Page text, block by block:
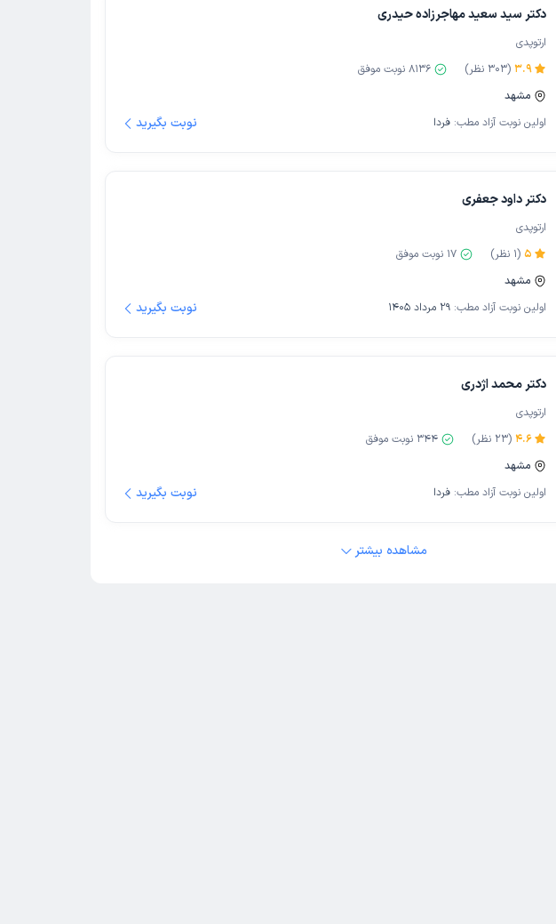
دکتر سید سعید مهاجرزاده حیدری
ارتوپدی
3.9
(
303 نظر) 8136 نوبت موفق
مشهد
اولین نوبت آزاد مطب: فردا نوبت بگیرید
دکتر داود جعفری
ارتوپدی
5
(
1 نظر) 17 نوبت موفق
مشهد
اولین نوبت آزاد مطب: 29 مرداد 1405 نوبت بگیرید
دکتر محمد اژدری
ارتوپدی
4.6
(
23 نظر) 344 نوبت موفق
مشهد
اولین نوبت آزاد مطب: فردا نوبت بگیرید
مشاهده بیشتر